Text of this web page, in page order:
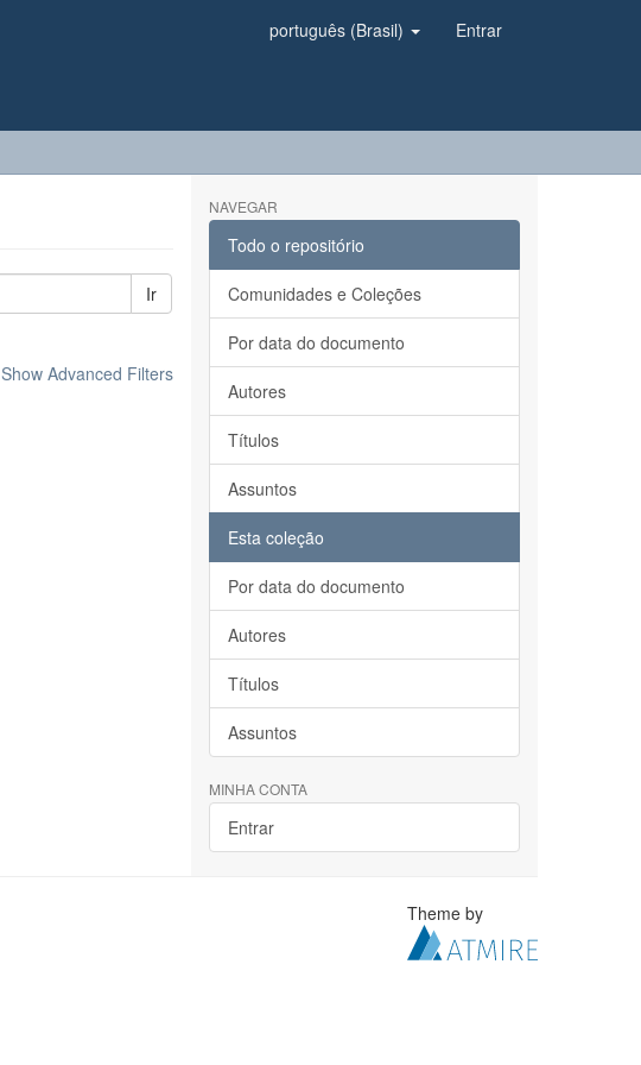
português (Brasil) Entrar
Ir
Show Advanced Filters
NAVEGAR
Todo o repositório
Comunidades e Coleções
Por data do documento
Autores
Títulos
Assuntos
Esta coleção
Por data do documento
Autores
Títulos
Assuntos
MINHA CONTA
Entrar
Theme by